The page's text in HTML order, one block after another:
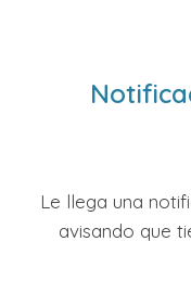
Le llega una
avisando que